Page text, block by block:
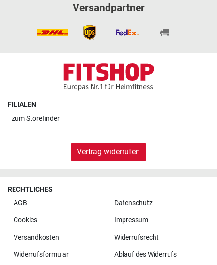
Versandpartner
FILIALEN
zumStorefinder
Vertrag widerrufen
RECHTLICHES
AGB
Datenschutz
Cookies Impressum
Versandkosten Widerrufsrecht
Widerrufsformular Ablauf des Widerrufs